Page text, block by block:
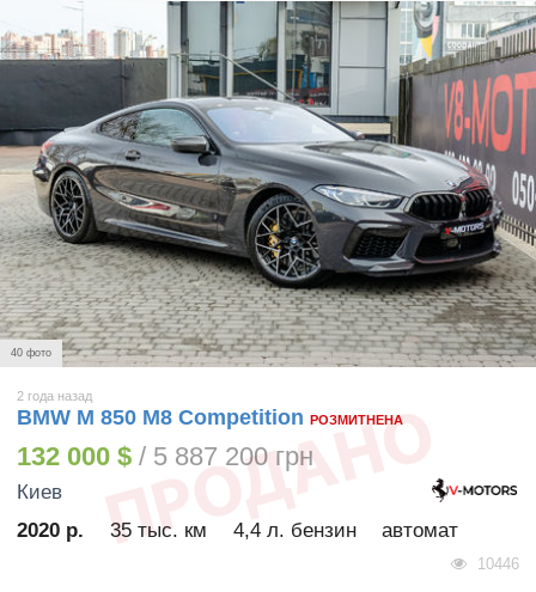
40 фото
2 года назад
BMW M 850 M8 Competition РОЗМИТНЕНА
132 000 $ / 5 887 200 грн
Киев
2020 р.
35 тыс. км 4,4 л. бензин автомат
10446